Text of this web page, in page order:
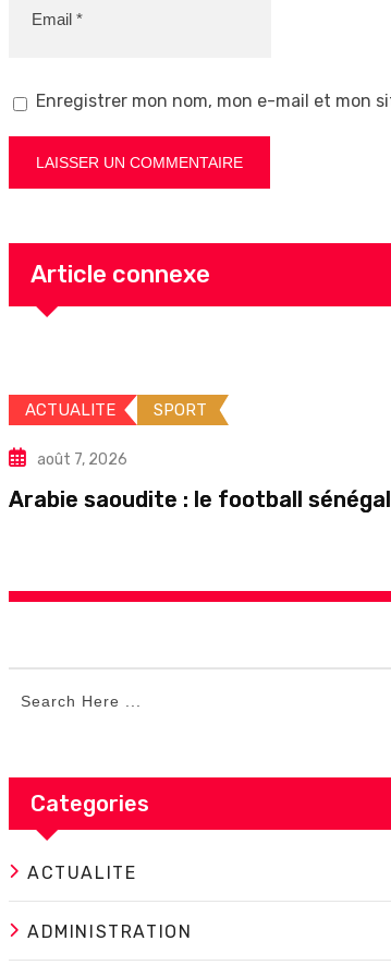
Enregistrer mon nom, mon e-mail et mon
Article connexe
ACTUALITE SPORT
août 7, 2026
Arabie saoudite : le football
Categories
ACTUALITE
ADMINISTRATION